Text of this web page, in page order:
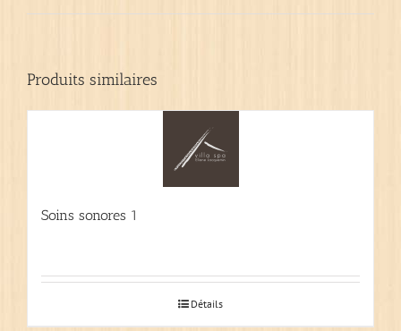
Produits similaires
Soins sonores 1
Détails